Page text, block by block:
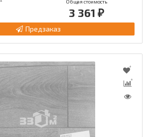
Общая стоимость
3 361 ₽
Предзаказ